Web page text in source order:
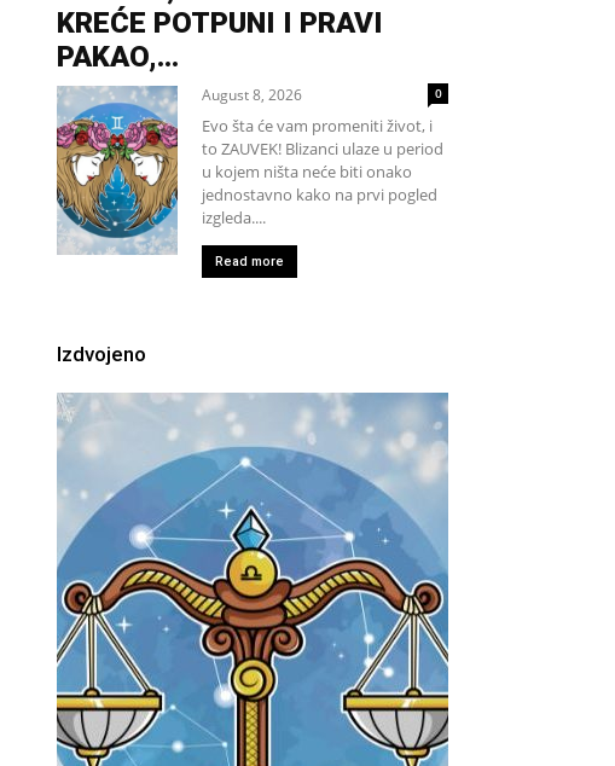
KREĆE POTPUNI I PRAVI
PAKAO,...
August 8, 2026 0
Evo šta će vam promeniti život, i
to ZAUVEK! Blizanci ulaze u period
u kojem ništa neće biti onako
jednostavno kako na prvi pogled
izgleda....
Read more
Izdvojeno